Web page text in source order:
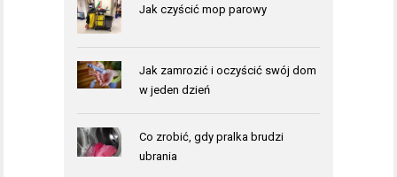
Jak czyścić mop parowy
Jak zamrozić i oczyścić swój dom
w jeden dzień
Co zrobić, gdy pralka brudzi
ubrania